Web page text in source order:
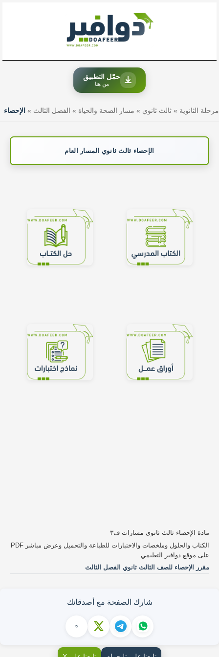
حمّل التطبيق
من هنا
مرحلة الثانوية » ثالث ثانوي » مسار الصحة والحياة » الفصل الثالث » الإحصاء
الإحصاء ثالث ثانوي المسار العام
مادة الإحصاء ثالث ثانوي مسارات ف٣
الكتاب والحلول وملخصات والاختبارات للطباعة والتحميل وعرض مباشر PDF
على موقع دوافير التعليمي
مقرر الإحصاء للصف الثالث ثانوي الفصل الثالث
شارك الصفحة مع أصدقائك